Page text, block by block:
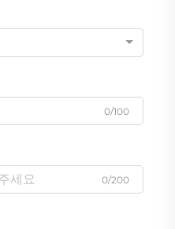
0/100
0/200